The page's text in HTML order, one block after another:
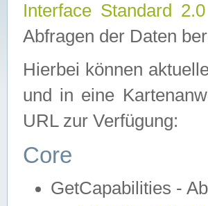
Interface Standard
Abfragen der Daten
Hierbei können
und in eine
URL zur Verfügung:
Core
GetCapabilities -